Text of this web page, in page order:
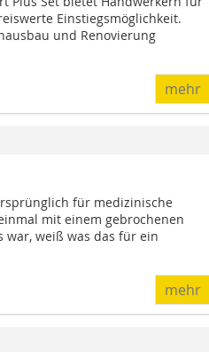
Einstiegsmöglichkeit.
und Renovierung
mehr
für medizinische
mit einem gebrochenen
war, weiß was das für ein
mehr